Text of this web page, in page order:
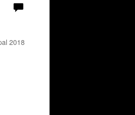
2018